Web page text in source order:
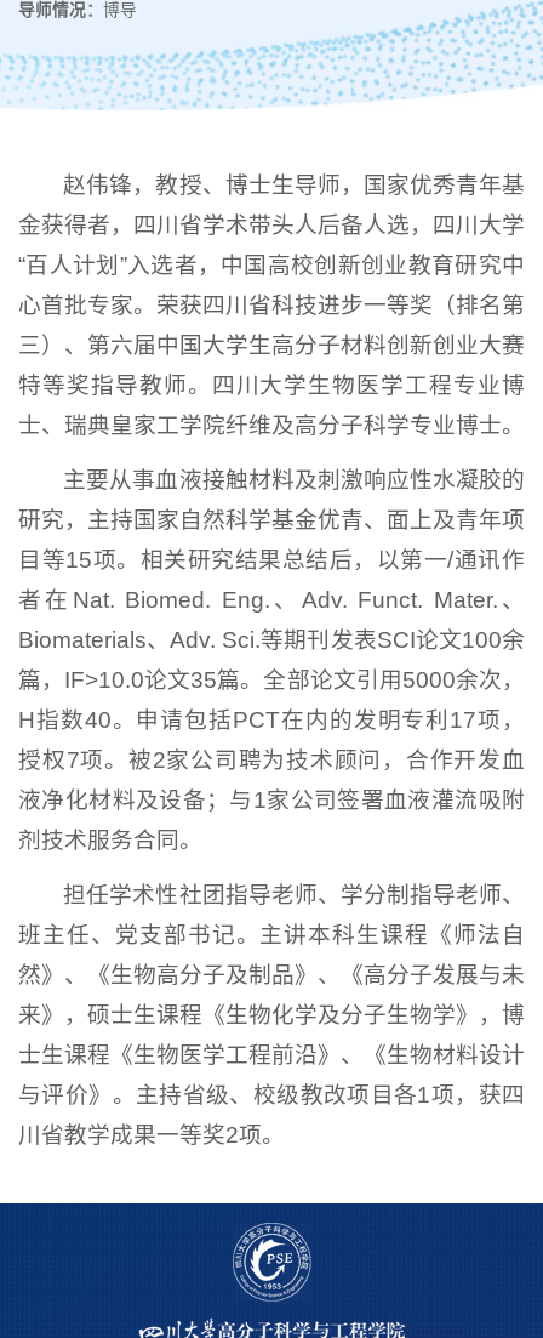
导师情况： 博导
赵伟锋，教授、博士生导师，国家优秀青年基
金获得者，四川省学术带头人后备人选，四川大学
“百人计划”入选者，中国高校创新创业教育研究中
心首批专家。荣获四川省科技进步一等奖（排名第
三）、第六届中国大学生高分子材料创新创业大赛
特等奖指导教师。四川大学生物医学工程专业博
士、瑞典皇家工学院纤维及高分子科学专业博士。
主要从事血液接触材料及刺激响应性水凝胶的
研究，主持国家自然科学基金优青、面上及青年项
目等15项。相关研究结果总结后，以第一/通讯作
者在Nat. Biomed. Eng.、Adv. Funct. Mater.、
Biomaterials、Adv. Sci.等期刊发表SCI论文100余
篇，IF>10.0论文35篇。全部论文引用5000余次，
H指数40。申请包括PCT在内的发明专利17项，
授权7项。被2家公司聘为技术顾问，合作开发血
液净化材料及设备；与1家公司签署血液灌流吸附
剂技术服务合同。
担任学术性社团指导老师、学分制指导老师、
班主任、党支部书记。主讲本科生课程《师法自
然》、《生物高分子及制品》、《高分子发展与未
来》，硕士生课程《生物化学及分子生物学》，博
士生课程《生物医学工程前沿》、《生物材料设计
与评价》。主持省级、校级教改项目各1项，获四
川省教学成果一等奖2项。